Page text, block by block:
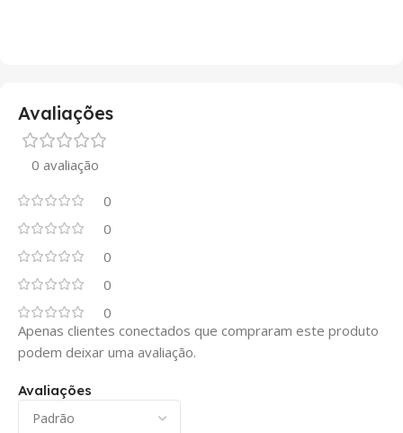
Avaliações
0 avaliação
0
0
0
0
0
Avaliações
Apenas clientes conectados que compraram este produto
podem deixar uma avaliação.